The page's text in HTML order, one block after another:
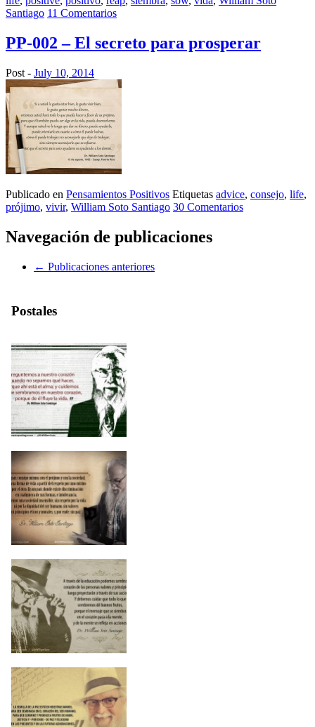
Santiago 11 Comentarios
PP-002 – El secreto para prosperar
Post - July 10, 2014
Publicado en Pensamientos Positivos Etiquetas advice, consejo, life,
prójimo, vivir, William Soto Santiago 30 Comentarios
Navegación de publicaciones
← Publicaciones anteriores
Postales